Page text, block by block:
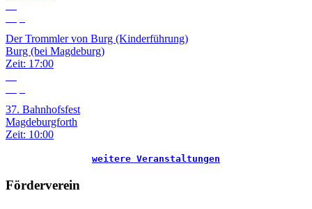
Der Trommler von Burg (Kinderführung)
Burg (bei Magdeburg)
Zeit: 17:00
37. Bahnhofsfest
Magdeburgforth
Zeit: 10:00
weitere Veranstaltungen
Förderverein